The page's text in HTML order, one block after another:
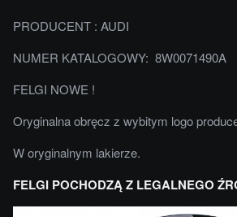
PRODUCENT : AUDI
NUMER KATALOGOWY: 8W0071490A
FELGI NOWE !
Oryginalna obręcz z wybitym logo
W oryginalnym lakierze.
FELGI POCHODZĄ Z LEGALNEGO